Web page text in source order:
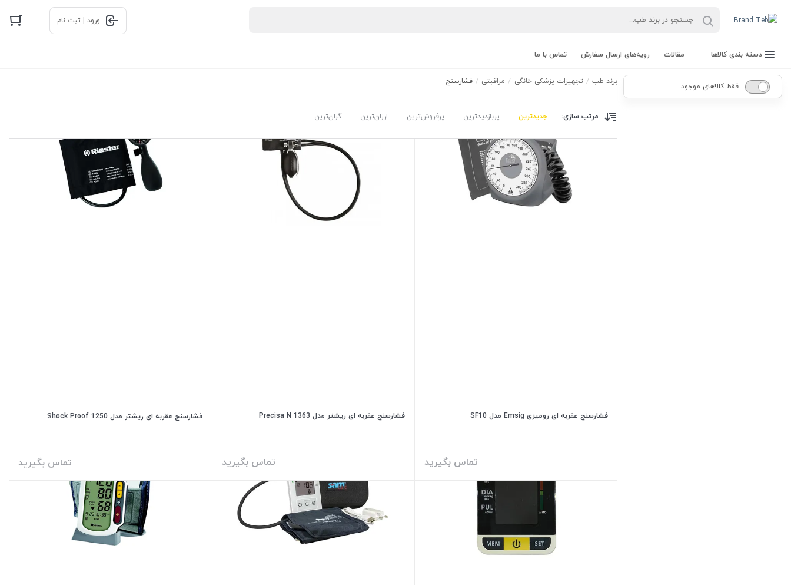
ورود | ثبت نام
دسته بندی کالاها مقالات رویه‌های ارسال سفارش تماس با ما
برند طب تجهیزات پزشکی خانگی مراقبتی فشارسنج
مرتب سازی: جدیدترین پربازدیدترین پرفروش‌ترین ارزان‌ترین گران‌ترین
فشارسنج عقربه ای رومیزی Emsig مدل SF10
تماس بگیرید
فشارسنج عقربه ای ریشتر مدل Precisa N 1363
تماس بگیرید
فشارسنج عقربه ای ریشتر مدل Shock Proof 1250
تماس بگیرید
فقط کالاهای موجود